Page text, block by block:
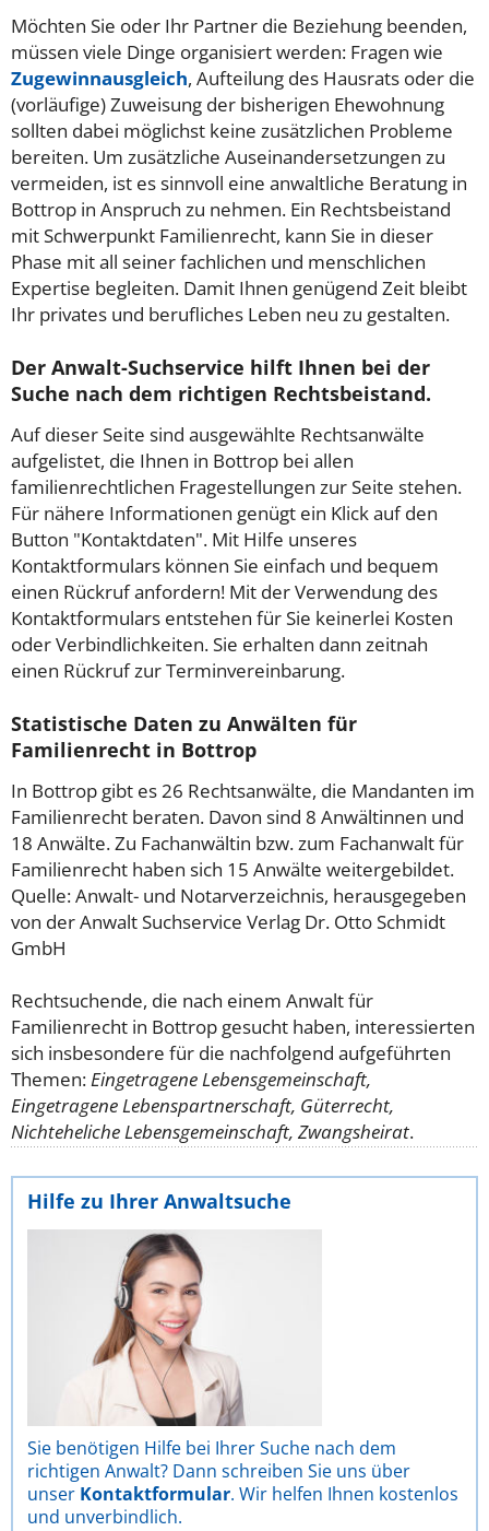
Möchten Sie oder Ihr Partner die Beziehung beenden,
müssen viele Dinge organisiert werden: Fragen wie
Zugewinnausgleich, Aufteilung des Hausrats oder die
(vorläufige) Zuweisung der bisherigen Ehewohnung
sollten dabei möglichst keine zusätzlichen Probleme
bereiten. Um zusätzliche Auseinandersetzungen zu
vermeiden, ist es sinnvoll eine anwaltliche Beratung in
Bottrop in Anspruch zu nehmen. Ein Rechtsbeistand
mit Schwerpunkt Familienrecht, kann Sie in dieser
Phase mit all seiner fachlichen und menschlichen
Expertise begleiten. Damit Ihnen genügend Zeit bleibt
Ihr privates und berufliches Leben neu zu gestalten.
Der Anwalt-Suchservice hilft Ihnen bei der
Suche nach dem richtigen Rechtsbeistand.
Auf dieser Seite sind ausgewählte Rechtsanwälte
aufgelistet, die Ihnen in Bottrop bei allen
familienrechtlichen Fragestellungen zur Seite stehen.
Für nähere Informationen genügt ein Klick auf den
Button "Kontaktdaten". Mit Hilfe unseres
Kontaktformulars können Sie einfach und bequem
einen Rückruf anfordern! Mit der Verwendung des
Kontaktformulars entstehen für Sie keinerlei Kosten
oder Verbindlichkeiten. Sie erhalten dann zeitnah
einen Rückruf zur Terminvereinbarung.
Statistische Daten zu Anwälten für
Familienrecht in Bottrop
In Bottrop gibt es 26 Rechtsanwälte, die Mandanten im
Familienrecht beraten. Davon sind 8 Anwältinnen und
18 Anwälte. Zu Fachanwältin bzw. zum Fachanwalt für
Familienrecht haben sich 15 Anwälte weitergebildet.
Quelle: Anwalt- und Notarverzeichnis, herausgegeben
von der Anwalt Suchservice Verlag Dr. Otto Schmidt
GmbH
Rechtsuchende, die nach einem Anwalt für
Familienrecht in Bottrop gesucht haben, interessierten
sich insbesondere für die nachfolgend aufgeführten
Themen:Eingetragene Lebensgemeinschaft,
Eingetragene Lebenspartnerschaft, Güterrecht,
Nichteheliche Lebensgemeinschaft, Zwangsheirat.
Hilfe zu Ihrer Anwaltsuche
Sie benötigen Hilfe bei Ihrer Suche nach dem
richtigen Anwalt? Dann schreiben Sie uns über
unser Kontaktformular. Wir helfen Ihnen kostenlos
und unverbindlich.